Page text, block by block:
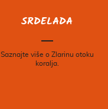
SRDELADA
Saznajte više o Zlarinu otoku
koralja.